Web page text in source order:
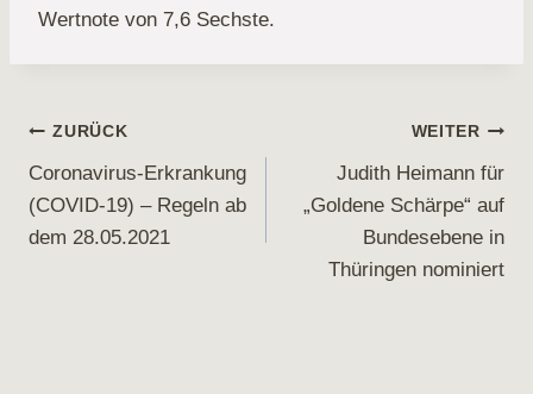
Wertnote von 7,6 Sechste.
Beitragsnavigation
ZURÜCK
Coronavirus-Erkrankung
(COVID-19) – Regeln ab
dem 28.05.2021
WEITER
Judith Heimann für
„Goldene Schärpe“ auf
Bundesebene in
Thüringen nominiert